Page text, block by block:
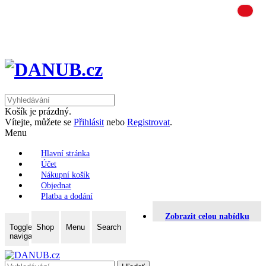
Košík je prázdný.
Vítejte, můžete se Přihlásit nebo Registrovat.
Menu
Hlavní stránka
Účet
Nákupní košík
Objednat
Platba a dodání
Zobrazit celou nabídku
Toggle
navigation
Shop Menu Search